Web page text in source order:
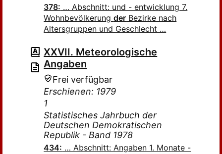
378: … Abschnitt: und - entwicklung 7.
Wohnbevölkerungder Bezirke nach
Altersgruppen und Geschlecht …
XXVII. Meteorologische
Angaben
Frei verfügbar
Erschienen: 1979
1
Statistisches Jahrbuch der
Deutschen Demokratischen
Republik - Band 1978
434: … Abschnitt: Angaben 1. Monate -